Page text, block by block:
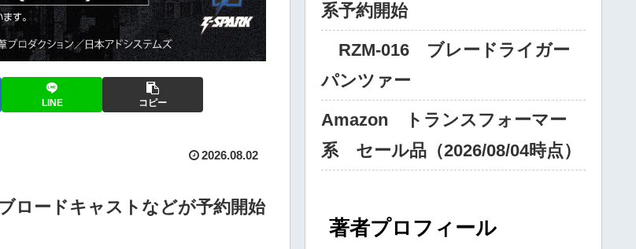
LINE コピー
2026.08.02
ロードキャストなどが予約開始
系予約開始
RZM‐016 ブレードライガー
パンツァー
Amazon トランスフォーマー
系 セール品（2026/08/04時点）
著者プロフィール